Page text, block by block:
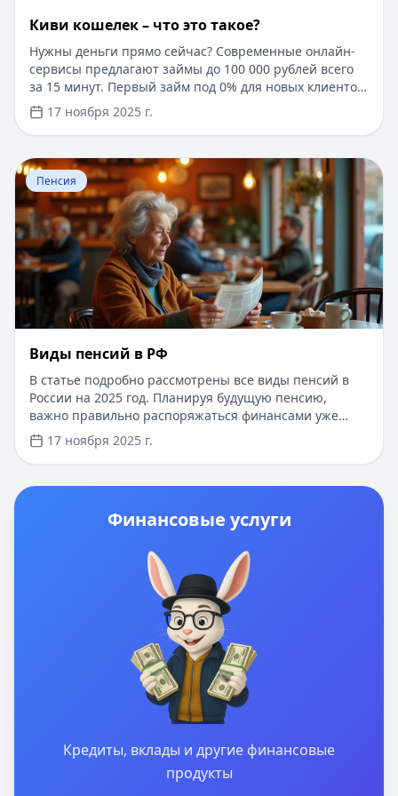
Киви кошелек – что это такое?
Нужны деньги прямо сейчас? Современные онлайн-
сервисы предлагают займы до 100 000 рублей всего
за 15 минут. Первый займ под 0% для новых клиентов,
одобрение за 5 минут по паспорту. Без справок,
поручителей и визита в офис. Деньги моментально на
карту любого банка. Решение о выдаче займа
принимается автоматически, достаточно заполнить
простую анкету на сайте. Узнайте больше о выгодных
условиях кредитования на портале Кредитный Зай.
17 ноября 2025 г.
Перейти к статье:Виды пенсий в РФ
Пенсия
Виды пенсий в РФ
В статье подробно рассмотрены все виды пенсий в
России на 2025 год. Планируя будущую пенсию,
важно правильно распоряжаться финансами уже
сейчас. Вы можете получить кредит до 100 000 рублей
онлайн за 15 минут, без справок и поручителей.
Первый займ доступен по ставке 0% при быстром
погашении.
17 ноября 2025 г.
Финансовые услуги
Кредиты, вклады и другие финансовые
продукты